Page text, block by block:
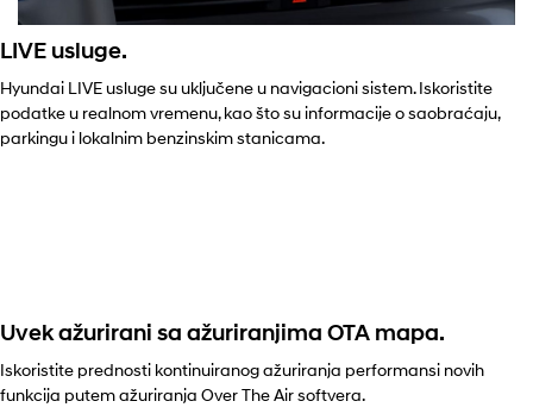
LIVE usluge.
Hyundai LIVE usluge su uključene u navigacioni sistem. Iskoristite
podatke u realnom vremenu, kao što su informacije o saobraćaju,
parkingu i lokalnim benzinskim stanicama.
Uvek ažurirani sa ažuriranjima OTA mapa.
Iskoristite prednosti kontinuiranog ažuriranja performansi novih
funkcija putem ažuriranja Over The Air softvera.